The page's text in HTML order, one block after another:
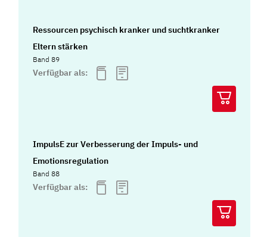
Ressourcen psychisch kranker und suchtkranker
Eltern stärken
Band 89
Verfügbar als:
ImpulsE zur Verbesserung der Impuls- und
Emotionsregulation
Band 88
Verfügbar als: